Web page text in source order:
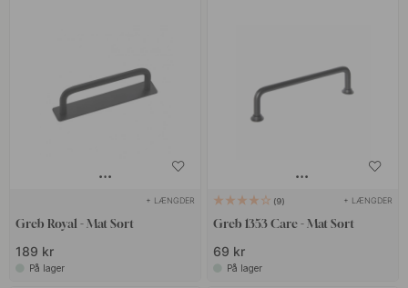
+ LÆNGDER
Greb Royal - Mat Sort
189 kr
På lager
9 + LÆNGDER
Greb 1353 Care - Mat Sort
69 kr
På lager